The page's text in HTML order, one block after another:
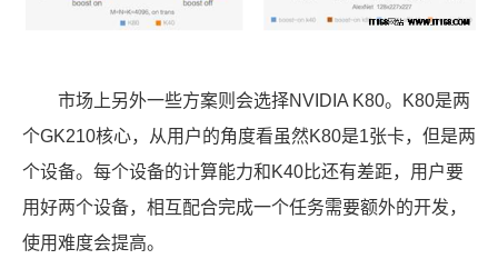
市场上另外一些方案则会选择NVIDIA K80。K80是两
个GK210核心，从用户的角度看虽然K80是1张卡，但是两
个设备。每个设备的计算能力和K40比还有差距，用户要
用好两个设备，相互配合完成一个任务需要额外的开发，
使用难度会提高。